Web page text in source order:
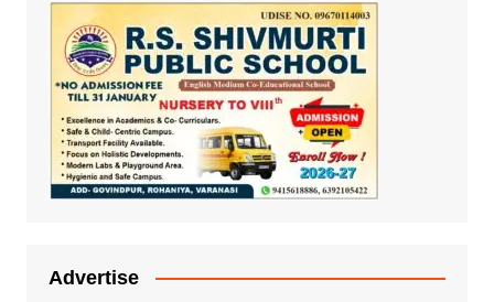
Advertise